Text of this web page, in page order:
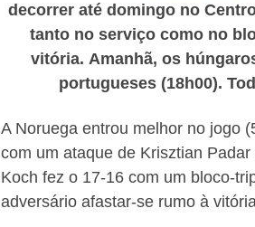
decorrer até domingo no
tanto no serviço como no
vitória. Amanhã, os
portugueses (18h00).
A Noruega entrou melhor no jogo
com um ataque de Krisztian
Koch fez o 17-16 com um bloco-
adversário afastar-se rumo à